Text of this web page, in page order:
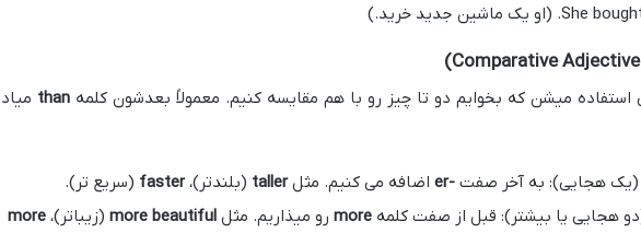
میشن که بخوایم دو تا چیز رو با هم مقایسه کنیم. معمولاً بعدشون کلمه than میاد
(یک هجایی): به آخر صفت-er اضافه می کنیم. مثلtaller (بلندتر)،faster (سریع تر).
هجایی یا بیشتر): قبل از صفت کلمهmore رو میذاریم. مثلmore beautiful (زیباتر)،more